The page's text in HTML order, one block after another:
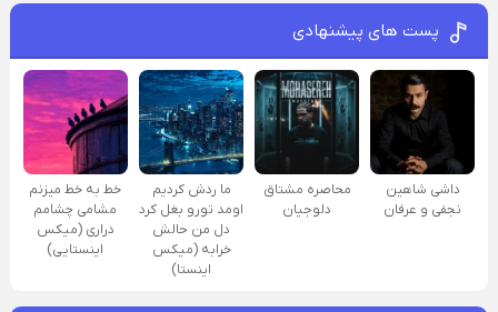
پست های پیشنهادی
داشی شاهین
نجفی و عرفان
محاصره مشتاق
دلوجیان
ما ردش کردیم
اومد تورو بغل کرد
دل من حالش
خرابه (میکس
اینستا)
خط به خط میزنم
مشامی چشامم
دراری (میکس
اینستایی)